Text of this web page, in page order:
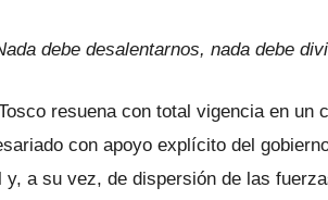
debe desalentarnos, nada debe
resuena con total vigencia en un
con apoyo explícito del
y, a su vez, de dispersión de las